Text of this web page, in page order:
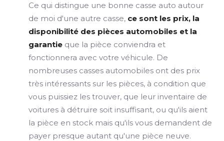
Ce qui distingue une bonne casse auto autour
de moi d'une autre casse, ce sont les prix, la
disponibilité des pièces automobiles et la
garantie que la pièce conviendra et
fonctionnera avec votre véhicule. De
nombreuses casses automobiles ont des prix
très intéressants sur les pièces, à condition que
vous puissiez les trouver, que leur inventaire de
voitures à détruire soit insuffisant, ou qu'ils aient
la pièce en stock mais qu'ils vous demandent de
payer presque autant qu'une pièce neuve.